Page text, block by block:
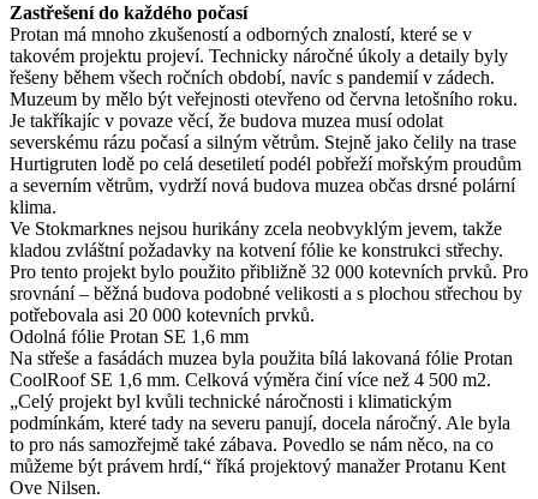
Zastřešení do každého počasí
Protan má mnoho zkušeností a odborných znalostí, které se v
takovém projektu projeví. Technicky náročné úkoly a detaily byly
řešeny během všech ročních období, navíc s pandemií v zádech.
Muzeum by mělo být veřejnosti otevřeno od června letošního roku.
Je takříkajíc v povaze věcí, že budova muzea musí odolat
severskému rázu počasí a silným větrům. Stejně jako čelily na trase
Hurtigruten lodě po celá desetiletí podél pobřeží mořským proudům
a severním větrům, vydrží nová budova muzea občas drsné polární
klima.
Ve Stokmarknes nejsou hurikány zcela neobvyklým jevem, takže
kladou zvláštní požadavky na kotvení fólie ke konstrukci střechy.
Pro tento projekt bylo použito přibližně 32 000 kotevních prvků. Pro
srovnání – běžná budova podobné velikosti a s plochou střechou by
potřebovala asi 20 000 kotevních prvků.
Odolná fólie Protan SE 1,6 mm
Na střeše a fasádách muzea byla použita bílá lakovaná fólie Protan
CoolRoof SE 1,6 mm. Celková výměra činí více než 4 500 m2.
„Celý projekt byl kvůli technické náročnosti i klimatickým
podmínkám, které tady na severu panují, docela náročný. Ale byla
to pro nás samozřejmě také zábava. Povedlo se nám něco, na co
můžeme být právem hrdí,“ říká projektový manažer Protanu Kent
Ove Nilsen.